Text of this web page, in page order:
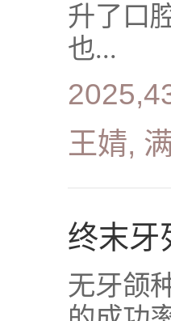
升了口
也...
王婧,
终末牙
无牙颌